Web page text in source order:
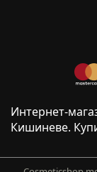
Интернет-
Кишиневе.